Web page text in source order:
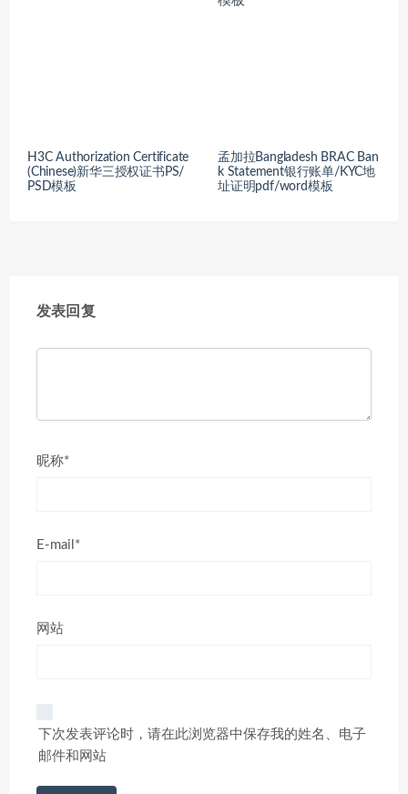
H3C Authorization Certificate
(Chinese)新华三授权证书PS/
PSD模板
孟加拉Bangladesh BRAC Ban
k Statement银行账单/KYC地
址证明pdf/word模板
发表回复
昵称*
E-mail*
网站
下次发表评论时，请在此浏览器中保存我的姓名、电子
邮件和网站